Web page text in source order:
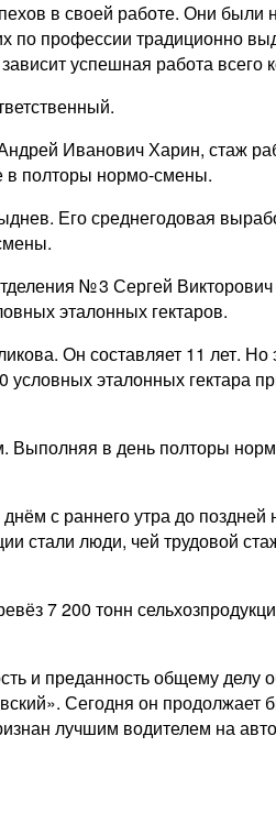
в своей работе. Они были
профессии традиционно
успешная работа всего
Иванович Харин, стаж
в полторы нормо-смены.
Его среднегодовая
№ 3 Сергей
эталонных гектаров.
Он составляет 11 лет. Но
эталонных гектара
Выполняя в день полторы
с раннего утра до поздней
стали люди, чей трудовой
7 200 тонн
и преданность общему делу
Сегодня он продолжает
лучшим водителем на